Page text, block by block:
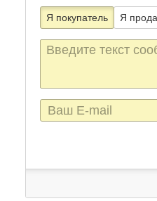
Я покупатель Я
Текст
сообщения
E-
mail